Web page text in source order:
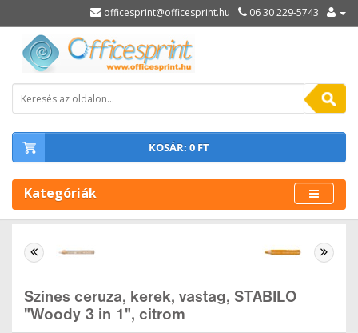
officesprint@officesprint.hu 06 30 229-5743
KOSÁR: 0 FT
Kategóriák
Színes ceruza, kerek, vastag, STABILO
"Woody 3 in 1", citrom